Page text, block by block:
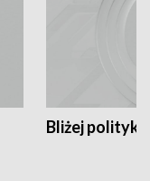
Bliżej polityki